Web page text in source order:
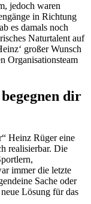
jedoch waren
in Richtung
es damals noch
Naturtalent auf
großer Wunsch
Organisationsteam
dir
Heinz Rüger eine
realisierbar. Die
immer die letzte
Sache oder
Lösung für das